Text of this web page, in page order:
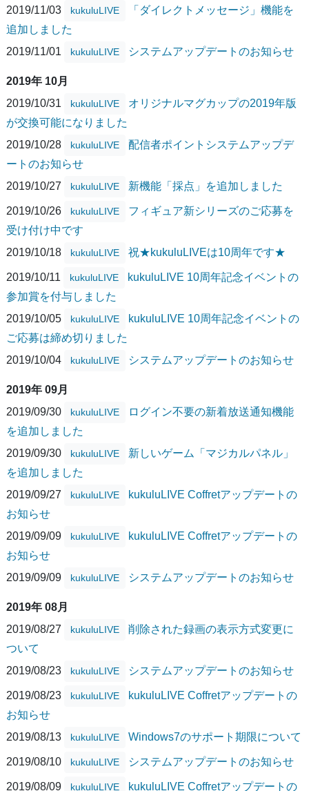
2019/11/03
kukuluLIVE
「ダイレクトメッセージ」機能を
追加しました
2019/11/01
kukuluLIVE システムアップデートのお知らせ
2019年 10月
2019/10/31
kukuluLIVE
オリジナルマグカップの2019年版
が交換可能になりました
2019/10/28
kukuluLIVE
配信者ポイントシステムアップデ
ートのお知らせ
2019/10/27
kukuluLIVE 新機能「採点」を追加しました
2019/10/26 kukuluLIVE
フィギュア新シリーズのご応募を
受け付け中です
2019/10/18
kukuluLIVE 祝★kukuluLIVEは10周年です★
2019/10/11 kukuluLIVE
kukuluLIVE 10周年記念イベントの
参加賞を付与しました
2019/10/05
kukuluLIVE
kukuluLIVE 10周年記念イベントの
ご応募は締め切りました
2019/10/04
kukuluLIVE システムアップデートのお知らせ
2019年 09月
2019/09/30
kukuluLIVE
ログイン不要の新着放送通知機能
を追加しました
2019/09/30
kukuluLIVE
新しいゲーム「マジカルパネル」
を追加しました
2019/09/27
kukuluLIVE
kukuluLIVE Coffretアップデートの
お知らせ
2019/09/09
kukuluLIVE
kukuluLIVE Coffretアップデートの
お知らせ
2019/09/09
kukuluLIVE システムアップデートのお知らせ
2019年 08月
2019/08/27
kukuluLIVE
削除された録画の表示方式変更に
ついて
2019/08/23
kukuluLIVE システムアップデートのお知らせ
2019/08/23 kukuluLIVE
kukuluLIVE Coffretアップデートの
お知らせ
2019/08/13
kukuluLIVE Windows7のサポート期限について
2019/08/10 kukuluLIVE システムアップデートのお知らせ
2019/08/09 kukuluLIVE kukuluLIVE Coffretアップデートの